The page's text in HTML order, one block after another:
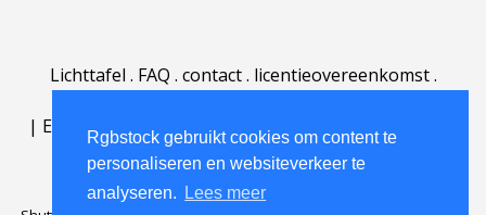
Rgbstock gebruikt cookies om content te
personaliseren en websiteverkeer te
analyseren.
Lees meer
Lichttafel . FAQ . contact. licentieovereenkomst.
| English | Deutsch Español | Português
Nederlands|